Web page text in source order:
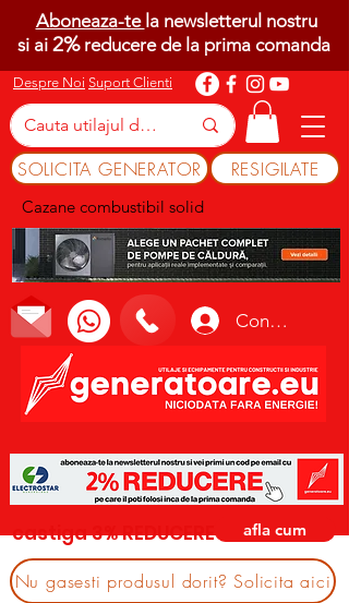
Despre Noi Suport Clienti
SOLICITA GENERATOR RESIGILATE
Cazane combustibil solid
Conectează-te
Aboneaza-te la newsletterul nostru
si ai 2%reducere de la prima comanda
castiga 3% REDUCERE afla cum
Nu gasesti produsul dorit? Solicita aici